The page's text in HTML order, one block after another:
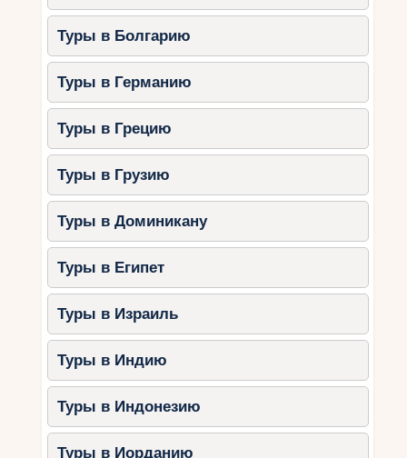
Туры в Болгарию
Туры в Германию
Туры в Грецию
Туры в Грузию
Туры в Доминикану
Туры в Египет
Туры в Израиль
Туры в Индию
Туры в Индонезию
Туры в Иорданию